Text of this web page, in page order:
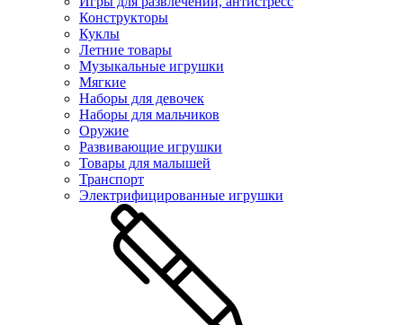
Конструкторы
Куклы
Летние товары
Музыкальные игрушки
Мягкие
Наборы для девочек
Наборы для мальчиков
Оружие
Развивающие игрушки
Товары для малышей
Транспорт
Электрифицированные игрушки